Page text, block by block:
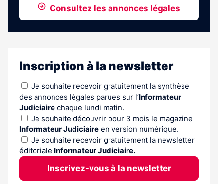
Consultez les annonces légales
Inscription à la newsletter
Je souhaite recevoir gratuitement la synthèse
des annonces légales parues sur l’Informateur
Judiciaire chaque lundi matin.
Je souhaite découvrir pour 3 mois le magazine
Informateur Judiciaire en version numérique.
Je souhaite recevoir gratuitement la newsletter
éditoriale Informateur Judiciaire.
Inscrivez-vous à la newsletter